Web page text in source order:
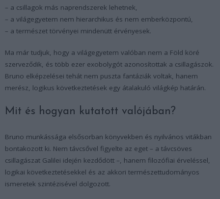
– a csillagok más naprendszerek lehetnek,
– a világegyetem nem hierarchikus és nem emberközpontú,
– a természet törvényei mindenütt érvényesek.
Ma már tudjuk, hogy a világegyetem valóban nem a Föld köré
szerveződik, és több ezer exobolygót azonosítottak a csillagászok.
Bruno elképzelései tehát nem puszta fantáziák voltak, hanem
merész, logikus következtetések egy átalakuló világkép határán.
Mit és hogyan kutatott valójában?
Bruno munkássága elsősorban könyvekben és nyilvános vitákban
bontakozott ki. Nem távcsővel figyelte az eget – a távcsöves
csillagászat Galilei idején kezdődött –, hanem filozófiai érveléssel,
logikai következtetésekkel és az akkori természettudományos
ismeretek szintézisével dolgozott.